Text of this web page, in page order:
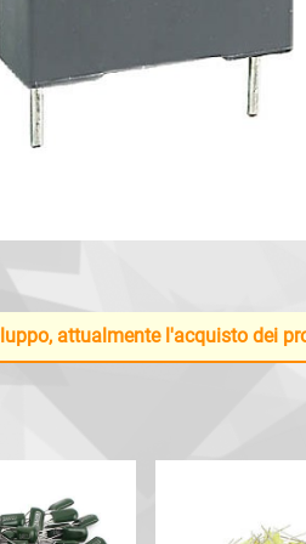
attualmente l'acquisto dei